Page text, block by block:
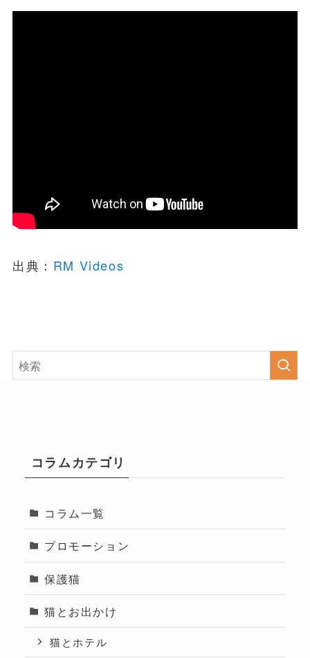
出典： RM Videos
コラムカテゴリ
コラム一覧
プロモーション
保護猫
猫とお出かけ
猫とホテル